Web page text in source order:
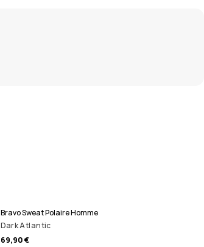
Bravo Sweat Polaire Homme
Dark Atlantic
69,90 €